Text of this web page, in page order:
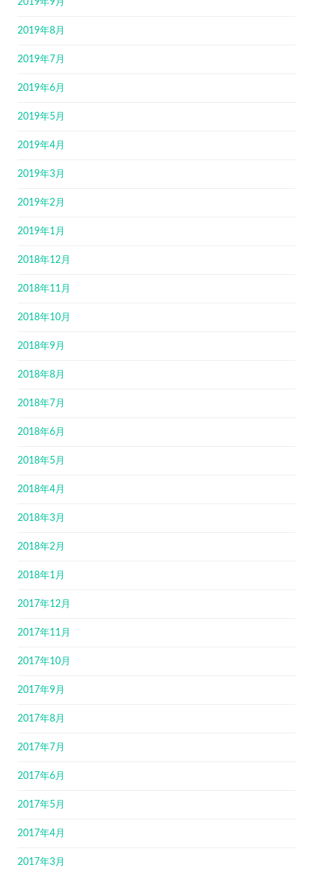
2019年9月
2019年8月
2019年7月
2019年6月
2019年5月
2019年4月
2019年3月
2019年2月
2019年1月
2018年12月
2018年11月
2018年10月
2018年9月
2018年8月
2018年7月
2018年6月
2018年5月
2018年4月
2018年3月
2018年2月
2018年1月
2017年12月
2017年11月
2017年10月
2017年9月
2017年8月
2017年7月
2017年6月
2017年5月
2017年4月
2017年3月